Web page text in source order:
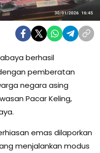
berhasil
pemberatan
negara asing
Pacar Keling,
emas dilaporkan
menjalankan modus